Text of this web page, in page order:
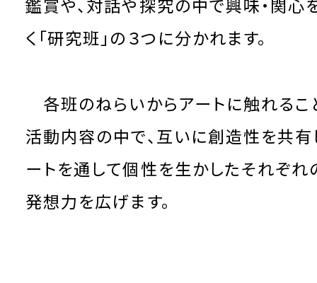
鑑賞や、対話や探究の中で興味・関心
く「研究班」の３つに分かれます。
各班のねらいからアートに触れるこ
活動内容の中で、互いに創造性を共有
ートを通して個性を生かしたそれぞれ
発想力を広げます。